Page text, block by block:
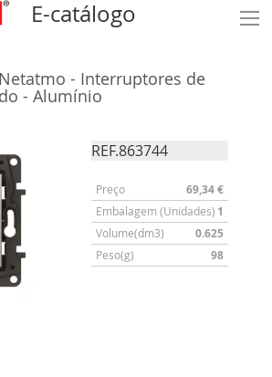
E-catálogo
- Interruptores de
- Alumínio
REF.863744
Preço 69,34 €
Embalagem (Unidades) 1
Volume(dm3) 0.625
Peso(g) 98